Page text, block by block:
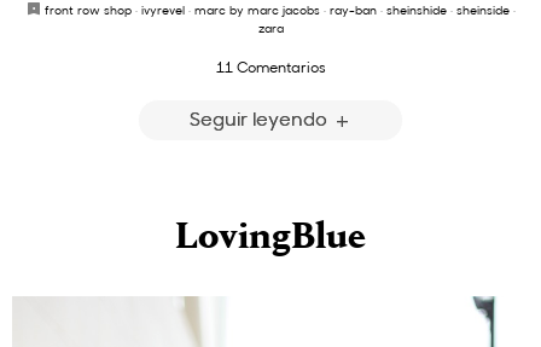
front row shop· ivyrevel· marc by marc jacobs· ray-ban· sheinshide· sheinside·
zara
11 Comentarios
Seguir leyendo
LovingBlue